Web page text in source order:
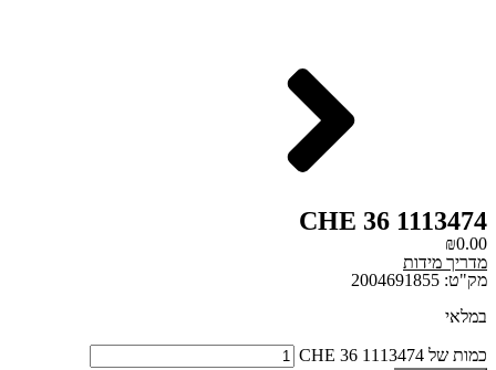
1113474 CHE 36
₪0.00
מדריך מידות
מק"ט: 2004691855
במלאי
כמות של 1113474 CHE 36